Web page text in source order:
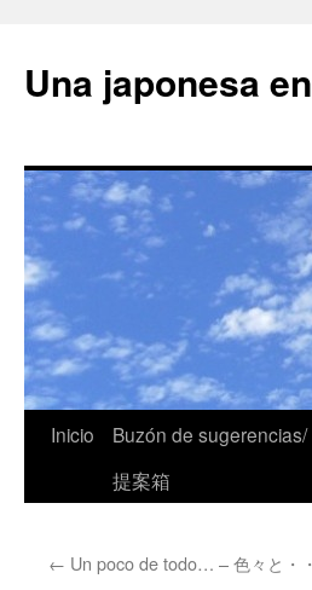
Una japonesa
Inicio
Buzón de sugerencias/
提案箱
← Un poco de todo… – 色々と・